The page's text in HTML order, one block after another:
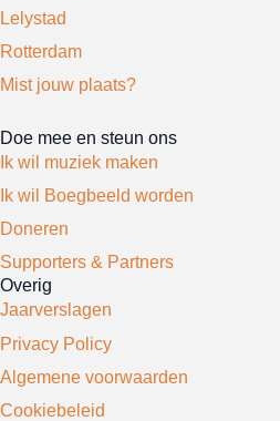
Lelystad
Rotterdam
Mist jouw plaats?
Doe mee en steun ons
Ik wil muziek maken
Ik wil Boegbeeld worden
Doneren
Supporters & Partners
Overig
Jaarverslagen
Privacy Policy
Algemene voorwaarden
Cookiebeleid